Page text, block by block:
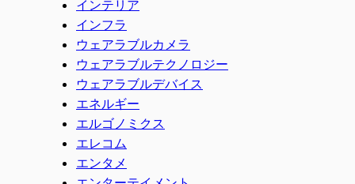
インテリア
インフラ
ウェアラブルカメラ
ウェアラブルテクノロジー
ウェアラブルデバイス
エネルギー
エルゴノミクス
エレコム
エンタメ